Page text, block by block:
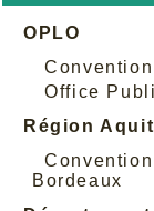
OPLO
Office
Région
Bordeaux